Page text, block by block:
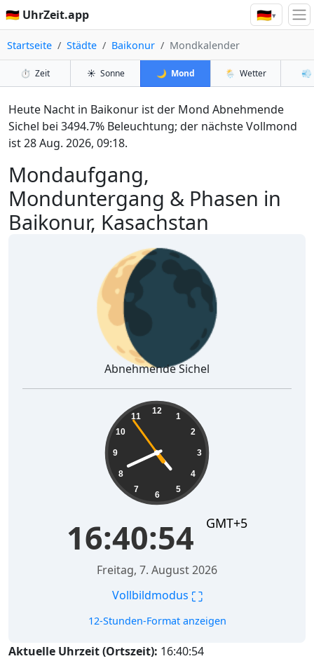
🇩🇪 UhrZeit.app 🇩🇪▾
Startseite Städte Baikonur Mondkalender
⏱️ Zeit ☀️ Sonne 🌙 Mond 🌦️ Wetter 💨
Mondaufgang,
Monduntergang & Phasen in
Baikonur, Kasachstan
Heute Nacht in Baikonur ist der Mond Abnehmende
Sichel bei 3494.7% Beleuchtung; der nächste Vollmond
ist 28 Aug. 2026, 09:18.
🌘
Abnehmende Sichel
12
1
2
3
4
5
6
7
8
9
10
11
16:40:55 GMT+5
Freitag, 7. August 2026
Vollbildmodus ⛶
12-Stunden-Format anzeigen
Aktuelle Uhrzeit (Ortszeit): 16:40:55